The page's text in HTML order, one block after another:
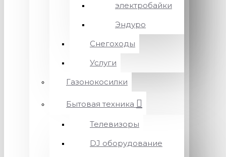
электробайки
Эндуро
Снегоходы
Услуги
Газонокосилки
Бытовая техника
Телевизоры
DJ оборудование